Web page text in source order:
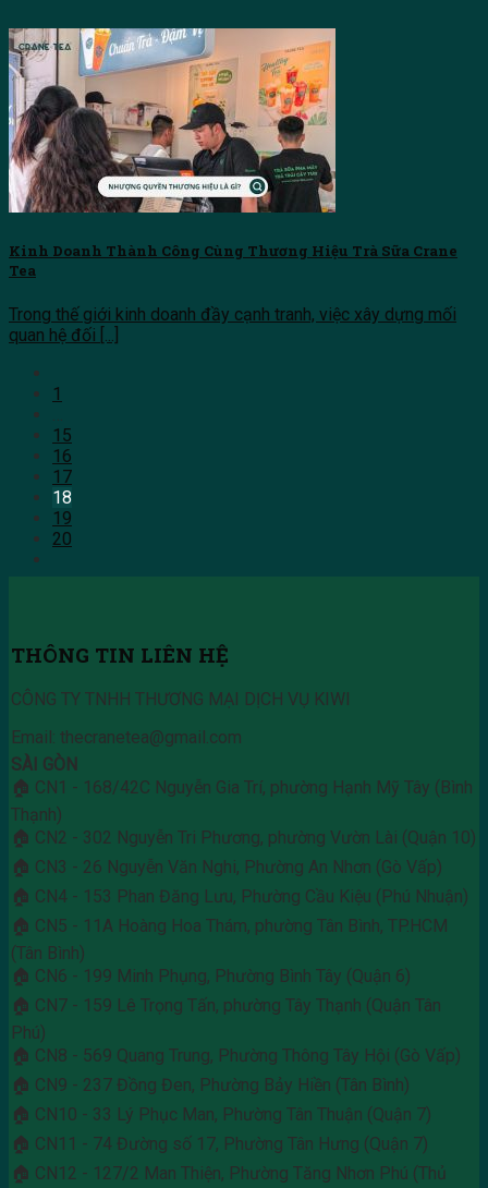
Kinh Doanh Thành Công Cùng Thương Hiệu Trà Sữa Crane
Tea
Trong thế giới kinh doanh đầy cạnh tranh, việc xây dựng mối
quan hệ đối [...]
1
…
15
16
17
18
19
20
THÔNG TIN LIÊN HỆ
CÔNG TY TNHH THƯƠNG MẠI DỊCH VỤ KIWI
Email: thecranetea@gmail.com
SÀI GÒN
🏠 CN1 - 168/42C Nguyễn Gia Trí, phường Hạnh Mỹ Tây (Bình
Thạnh)
🏠 CN2 - 302 Nguyễn Tri Phương, phường Vườn Lài (Quận 10)
🏠 CN3 - 26 Nguyễn Văn Nghi, Phường An Nhơn (Gò Vấp)
🏠 CN4 - 153 Phan Đăng Lưu, Phường Cầu Kiệu (Phú Nhuận)
🏠 CN5 - 11A Hoàng Hoa Thám, phường Tân Bình, TP.HCM
(Tân Bình)
🏠 CN6 - 199 Minh Phụng, Phường Bình Tây (Quận 6)
🏠 CN7 - 159 Lê Trọng Tấn, phường Tây Thạnh (Quận Tân
Phú)
🏠 CN8 - 569 Quang Trung, Phường Thông Tây Hội (Gò Vấp)
🏠 CN9 - 237 Đồng Đen, Phường Bảy Hiền (Tân Bình)
🏠 CN10 - 33 Lý Phục Man, Phường Tân Thuận (Quận 7)
🏠 CN11 - 74 Đường số 17, Phường Tân Hưng (Quận 7)
🏠 CN12 - 127/2 Man Thiện, Phường Tăng Nhơn Phú (Thủ